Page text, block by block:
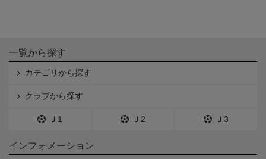
一覧から探す
カテゴリから探す
クラブから探す
Ｊ1 Ｊ2 Ｊ3
インフォメーション